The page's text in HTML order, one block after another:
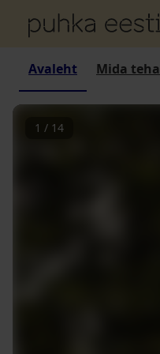
Avaleht Mida teha
1 / 14